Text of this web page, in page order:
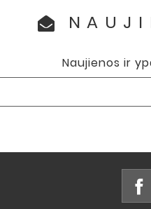
Naujienos ir